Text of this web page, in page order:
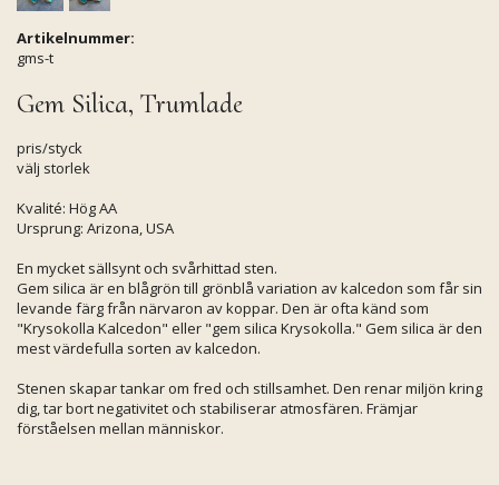
Artikelnummer:
gms-t
Gem Silica, Trumlade
pris/styck
välj storlek
Kvalité: Hög AA
Ursprung: Arizona, USA
En mycket sällsynt och svårhittad sten.
Gem silica är en blågrön till grönblå variation av kalcedon som får sin
levande färg från närvaron av koppar. Den är ofta känd som
"Krysokolla Kalcedon" eller "gem silica Krysokolla." Gem silica är den
mest värdefulla sorten av kalcedon.
Stenen skapar tankar om fred och stillsamhet. Den renar miljön kring
dig, tar bort negativitet och stabiliserar atmosfären. Främjar
förståelsen mellan människor.